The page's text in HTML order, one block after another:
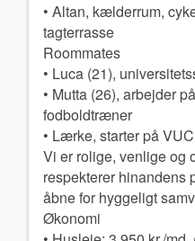
• Altan, kælderrum,
tagterrasse
Roommates
• Luca (21),
• Mutta (26), arbejder
fodboldtræner
• Lærke, starter på
Vi er rolige, venlige og
respekterer hinandens
åbne for hyggeligt
Økonomi